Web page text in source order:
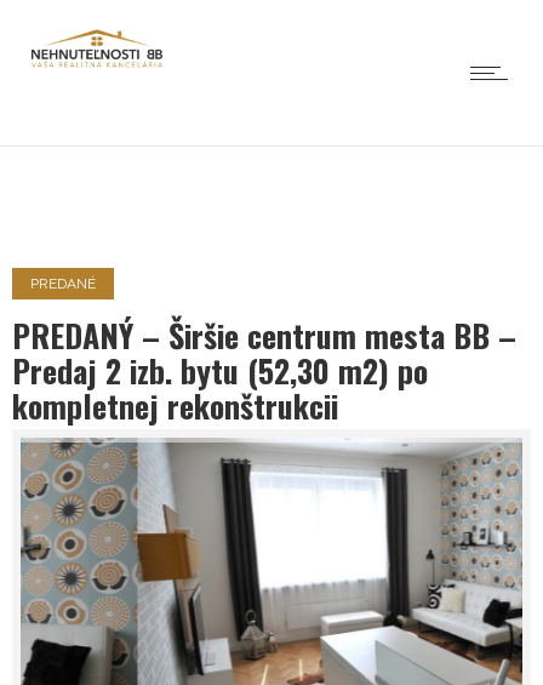
PREDANÉ
PREDANÝ – Širšie centrum mesta BB –
Predaj 2 izb. bytu (52,30 m2) po
kompletnej rekonštrukcii